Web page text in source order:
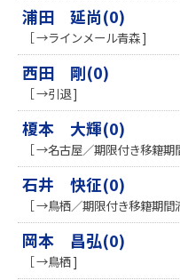
浦田 延尚(0)
［ →ラインメール青森 ]
西田 剛(0)
［ →引退 ]
榎本 大輝(0)
［ →名古屋／期限付き移籍期
石井 快征(0)
［ →鳥栖／期限付き移籍期間
岡本 昌弘(0)
［ →鳥栖 ]